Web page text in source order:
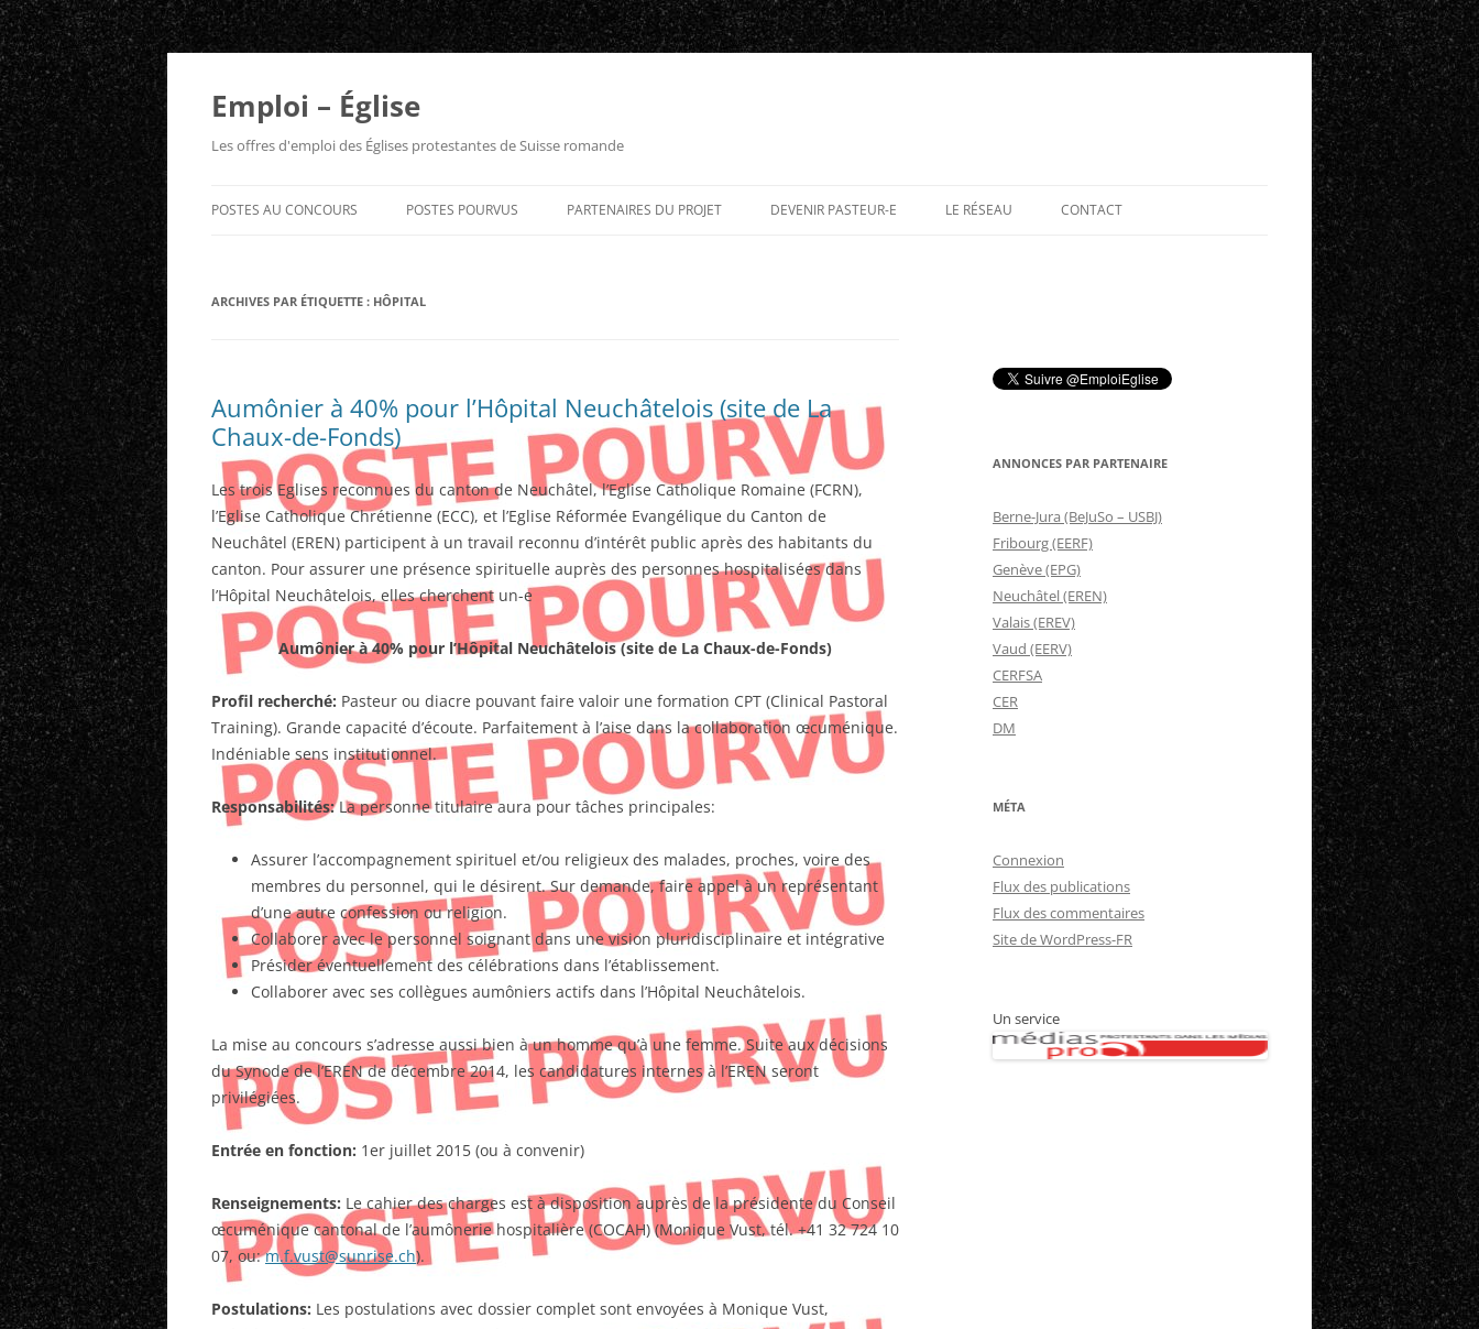
Aller
Emploi – Église
Les offres d'emploi des Églises protestantes de Suisse romande
POSTES AU CONCOURS POSTES POURVUS PARTENAIRES DU PROJET DEVENIR PASTEUR-E LE RÉSEAU CONTACT
ARCHIVES PAR ÉTIQUETTE : HÔPITAL
Aumônier à 40% pour l’Hôpital Neuchâtelois (site de La
Chaux-de-Fonds)
Les trois Eglises reconnues du canton de Neuchâtel, l’Eglise Catholique Romaine (FCRN),
l’Eglise Catholique Chrétienne (ECC), et l’Eglise Réformée Evangélique du Canton de
Neuchâtel (EREN) participent à un travail reconnu d’intérêt public après des habitants du
canton. Pour assurer une présence spirituelle auprès des personnes hospitalisées dans
l’Hôpital Neuchâtelois, elles cherchent un-e
Aumônier à 40% pour l’Hôpital Neuchâtelois (site de La Chaux-de-Fonds)
Profil recherché: Pasteur ou diacre pouvant faire valoir une formation CPT (Clinical Pastoral
Training). Grande capacité d’écoute. Parfaitement à l’aise dans la collaboration œcuménique.
Indéniable sens institutionnel.
Responsabilités:La personne titulaire aura pour tâches principales:
Assurer l’accompagnement spirituel et/ou religieux des malades, proches, voire des
membres du personnel, qui le désirent. Sur demande, faire appel à un représentant
d’une autre confession ou religion.
Collaborer avec le personnel soignant dans une vision pluridisciplinaire et intégrative
Présider éventuellement des célébrations dans l’établissement.
Collaborer avec ses collègues aumôniers actifs dans l’Hôpital Neuchâtelois.
La mise au concours s’adresse aussi bien à un homme qu’à une femme. Suite aux décisions
du Synode de l’EREN de décembre 2014, les candidatures internes à l’EREN seront
privilégiées.
Entrée en fonction: 1er juillet 2015 (ou à convenir)
Renseignements: Le cahier des charges est à disposition auprès de la présidente du Conseil
œcuménique cantonal de l’aumônerie hospitalière (COCAH) (Monique Vust, tél. +41 32 724 10
07, ou:m.f.vust@sunrise.ch).
Postulations: Les postulations avec dossier complet sont envoyées à Monique Vust,
ANNONCES PAR PARTENAIRE
Berne-Jura (BeJuSo – USBJ)
Fribourg (EERF)
Genève (EPG)
Neuchâtel (EREN)
Valais (EREV)
Vaud (EERV)
CERFSA
CER
DM
MÉTA
Connexion
Flux des publications
Flux des commentaires
Site de WordPress-FR
Un service